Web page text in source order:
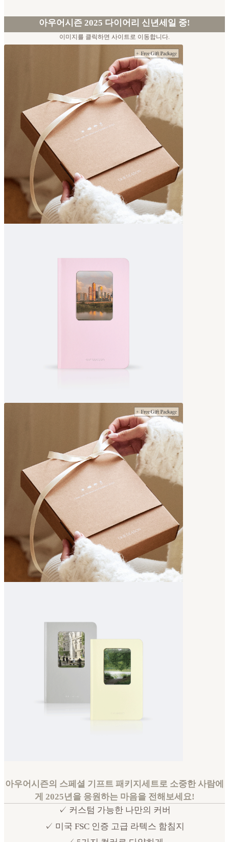
아우어시즌 2025 다이어리 신년세일 중!
이미지를 클릭하면 사이트로 이동합니다.
아우어시즌의 스페셜 기프트 패키지세트로 소중한 사람에
게 2025년을 응원하는 마음을 전해보세요!
✓ 커스텀 가능한 나만의 커버
✓ 미국 FSC 인증 고급 라텍스 함침지